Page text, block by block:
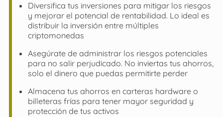
Diversifica tus inversiones para mitigar los riesgos
y mejorar el potencial de rentabilidad. Lo ideal es
distribuir la inversión entre múltiples
criptomonedas
Asegúrate de administrar los riesgos potenciales
para no salir perjudicado. No inviertas tus ahorros,
solo el dinero que puedas permitirte perder
Almacena tus ahorros en carteras hardware o
billeteras frías para tener mayor seguridad y
protección de tus activos